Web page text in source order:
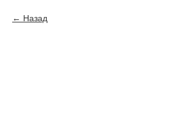
Назад